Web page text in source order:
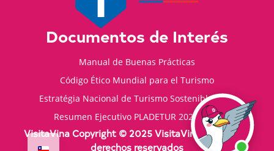
Documentos de Interés
Manual de Buenas Prácticas
Código Ético Mundial para el Turismo
Estratégia Nacional de Turismo Sostenible 2035
Resumen Ejecutivo PLADETUR 2025-2023
VisitaVina Copyright © 2025 VisitaVina - Todos los
derechos reservados